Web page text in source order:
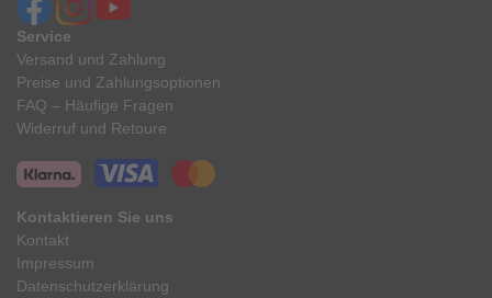
Service
Versand und Zahlung
Preise und Zahlungsoptionen
FAQ – Häufige Fragen
Widerruf und Retoure
Kontaktieren Sie uns
Kontakt
Impressum
Datenschutzerklärung